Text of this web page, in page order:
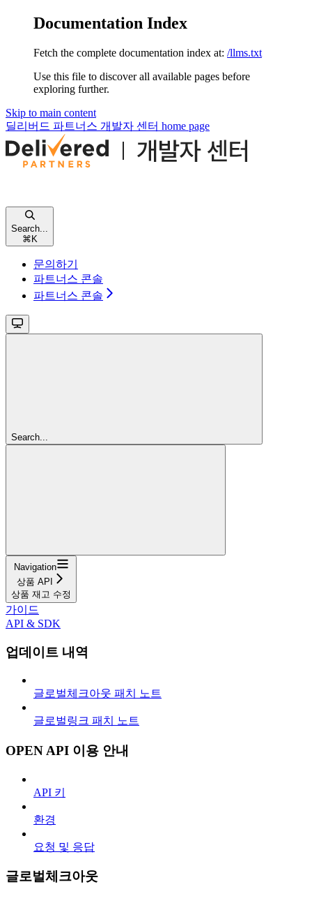
Documentation Index
Fetch the complete documentation index at: /llms.txt
Use this file to discover all available pages before
exploring further.
Skip to main content
딜리버드 파트너스 개발자 센터 home page
Search...
⌘ K
문의하기
파트너스 콘솔
파트너스 콘솔
Search...
Navigation
상품 API
상품 재고 수정
가이드
API & SDK
업데이트 내역
글로벌체크아웃 패치 노트
글로벌링크 패치 노트
OPEN API 이용 안내
API 키
환경
요청 및 응답
글로벌체크아웃